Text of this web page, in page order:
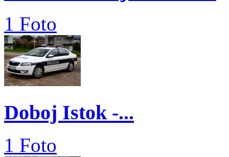
1 Foto
Doboj Istok -...
1 Foto